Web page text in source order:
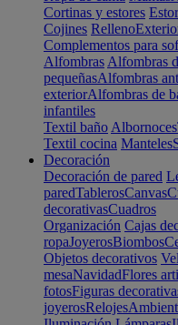
Cortinas y estores
Cojines Relleno
Complementos para
Alfombras Alfombras
pequeñasAlfombras
exteriorAlfombras de
infantiles
Textil baño Albornoces
Textil cocina Manteles
Decoración
Decoración de pared
paredTablerosCanvas
decorativasCuadros
Organización Cajas
ropaJoyerosBiombos
Objetos decorativos
mesaNavidadFlores
fotosFiguras
joyerosRelojes